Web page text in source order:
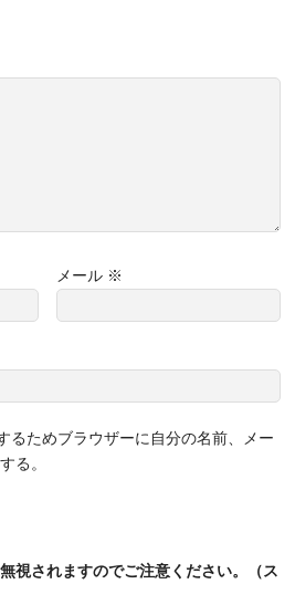
メール ※
るためブラウザーに自分の名前、メー
る。
視されますのでご注意ください。（ス